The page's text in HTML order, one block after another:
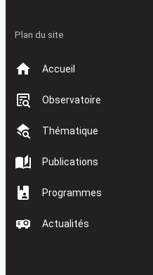
Plan du site
Accueil
Observatoire
Thématique
Publications
Programmes
Actualités